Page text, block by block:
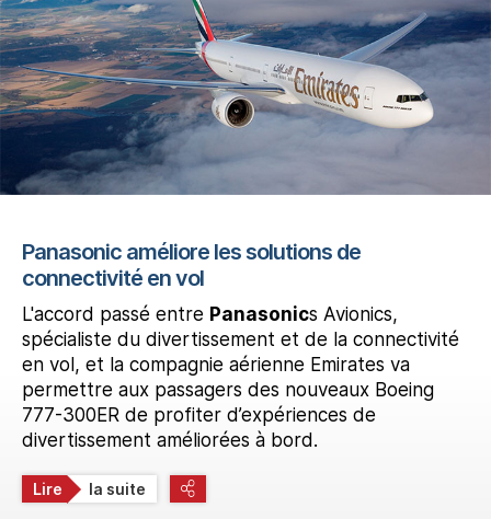
Panasonic améliore les solutions de
connectivité en vol
L'accord passé entre Panasonics Avionics,
spécialiste du divertissement et de la connectivité
en vol, et la compagnie aérienne Emirates va
permettre aux passagers des nouveaux Boeing
777-300ER de profiter d’expériences de
divertissement améliorées à bord.
Lire la suite